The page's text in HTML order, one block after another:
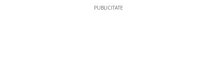
PUBLICITATE